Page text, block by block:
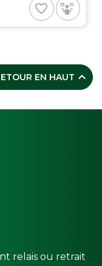
favorite_border
EN HAUT 
relais ou retrait